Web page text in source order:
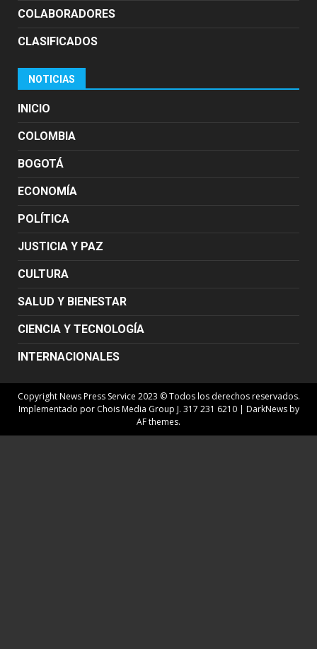
COLABORADORES
CLASIFICADOS
NOTICIAS
INICIO
COLOMBIA
BOGOTÁ
ECONOMÍA
POLÍTICA
JUSTICIA Y PAZ
CULTURA
SALUD Y BIENESTAR
CIENCIA Y TECNOLOGÍA
INTERNACIONALES
Copyright News Press Service 2023 © Todos los derechos reservados.
Implementado por Chois Media Group J. 317 231 6210 | DarkNewsby
AF themes.